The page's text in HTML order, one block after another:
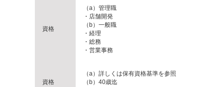
資格
（a）管理職
・店舗開発
（b）一般職
・経理
・総務
・営業事務
資格
（a）詳しくは保有資格基準を参照
（b）40歳迄